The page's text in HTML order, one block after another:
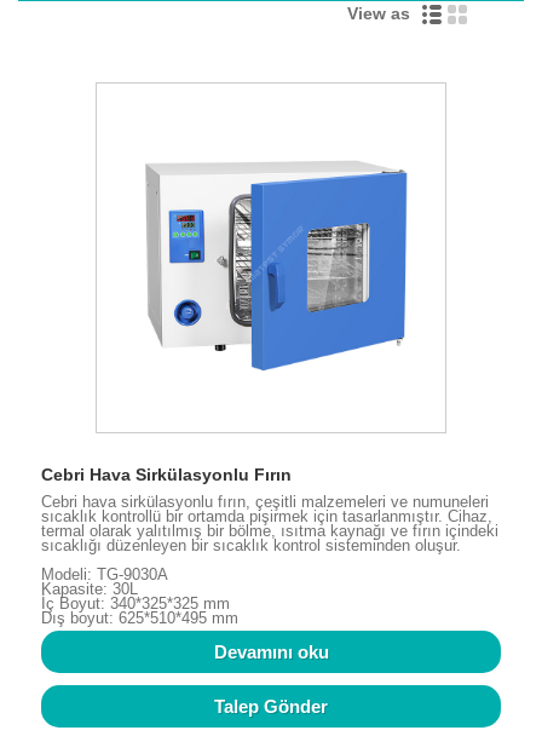
View as
Cebri Hava Sirkülasyonlu Fırın
Cebri hava sirkülasyonlu fırın, çeşitli malzemeleri ve numuneleri
sıcaklık kontrollü bir ortamda pişirmek için tasarlanmıştır. Cihaz,
termal olarak yalıtılmış bir bölme, ısıtma kaynağı ve fırın içindeki
sıcaklığı düzenleyen bir sıcaklık kontrol sisteminden oluşur.
Modeli: TG-9030A
Kapasite: 30L
İç Boyut: 340*325*325 mm
Dış boyut: 625*510*495 mm
Devamını oku
Talep Gönder